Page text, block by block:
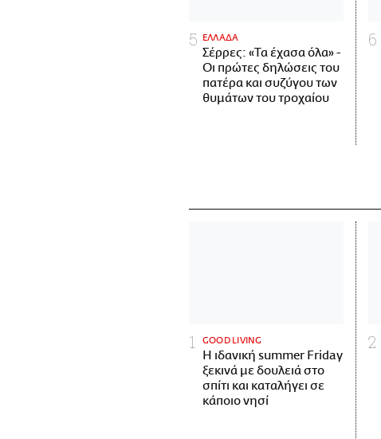
ΕΛΛΑΔΑ
Σέρρες: «Τα έχασα όλα» -
Οι πρώτες δηλώσεις του
πατέρα και συζύγου των
θυμάτων του τροχαίου
GOOD LIVING
Η ιδανική summer Friday
ξεκινά με δουλειά στο
σπίτι και καταλήγει σε
κάποιο νησί